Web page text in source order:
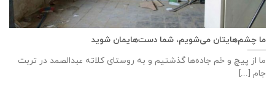
ما چشم‌هایتان می‌شویم، شما دست‌هایمان شوید
ما از پیچ و خم جاده‌ها گذشتیم و به روستای کلاته عبدالصمد در تربت
‌‌‌‌جام [...]